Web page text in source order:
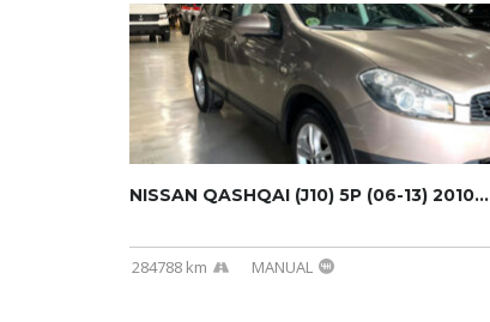
NISSAN QASHQAI (J10) 5P (06-13) 2010...
284788 km MANUAL